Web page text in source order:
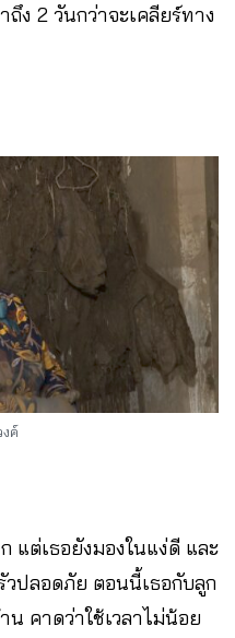
ถึง 2 วันกว่าจะเคลียร์ทาง
งค์
แต่เธอยังมองในแง่ดี และ
ปลอดภัย ตอนนี้เธอกับลูก
คาดว่าใช้เวลาไม่น้อย